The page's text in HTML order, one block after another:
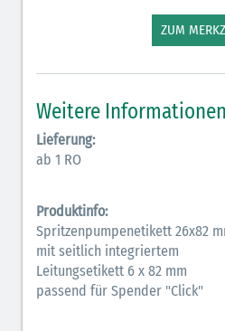
Antiarrhythmika (rot-blau)
Bronchodilatatoren (blau-
Hormone (braun-beige)
Hormone Insulin (braun-gelb)
ZUM
Weitere Informationen
Lieferung:
ab 1 RO
Produktinfo:
Spritzenpumpenetikett 26x82
mit seitlich integriertem
Leitungsetikett 6 x 82 mm
passend für Spender "Click"